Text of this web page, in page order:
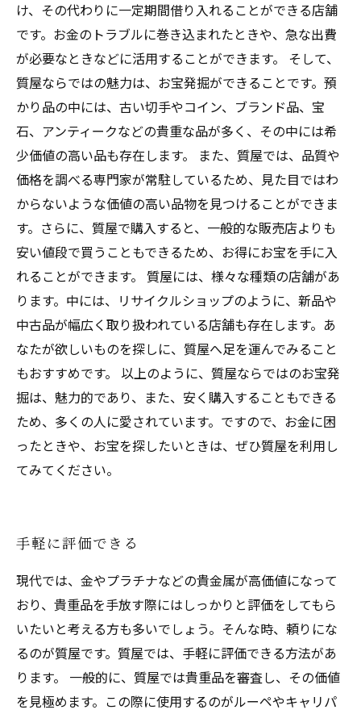
け、その代わりに一定期間借り入れることができる店舗
です。お金のトラブルに巻き込まれたときや、急な出費
が必要なときなどに活用することができます。 そして、
質屋ならではの魅力は、お宝発掘ができることです。預
かり品の中には、古い切手やコイン、ブランド品、宝
石、アンティークなどの貴重な品が多く、その中には希
少価値の高い品も存在します。 また、質屋では、品質や
価格を調べる専門家が常駐しているため、見た目ではわ
からないような価値の高い品物を見つけることができま
す。さらに、質屋で購入すると、一般的な販売店よりも
安い値段で買うこともできるため、お得にお宝を手に入
れることができます。 質屋には、様々な種類の店舗があ
ります。中には、リサイクルショップのように、新品や
中古品が幅広く取り扱われている店舗も存在します。あ
なたが欲しいものを探しに、質屋へ足を運んでみること
もおすすめです。 以上のように、質屋ならではのお宝発
掘は、魅力的であり、また、安く購入することもできる
ため、多くの人に愛されています。ですので、お金に困
ったときや、お宝を探したいときは、ぜひ質屋を利用し
てみてください。
手軽に評価できる
現代では、金やプラチナなどの貴金属が高価値になって
おり、貴重品を手放す際にはしっかりと評価をしてもら
いたいと考える方も多いでしょう。そんな時、頼りにな
るのが質屋です。質屋では、手軽に評価できる方法があ
ります。 一般的に、質屋では貴重品を審査し、その価値
を見極めます。この際に使用するのがルーペやキャリパ